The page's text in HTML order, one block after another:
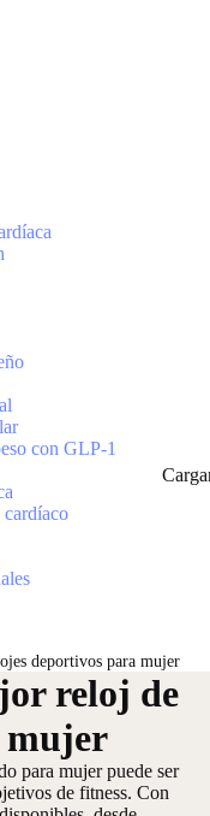
con GLP-1
deportivos para mujer
reloj de
mujer
para mujerpuede ser
de fitness. Con